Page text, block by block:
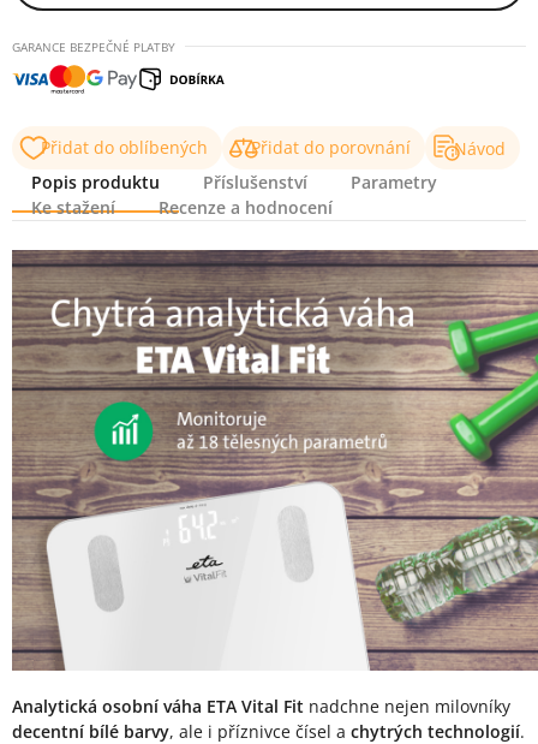
GARANCE BEZPEČNÉ PLATBY
Přidat do oblíbených Přidat do porovnání
Návod
Popis produktu
Příslušenství
Parametry
Ke stažení
Recenze a hodnocení
Popis produktu
Analytická osobní váha ETA Vital Fit nadchne nejen milovníky
decentní bílé barvy, ale i příznivce čísel a chytrých technologií.